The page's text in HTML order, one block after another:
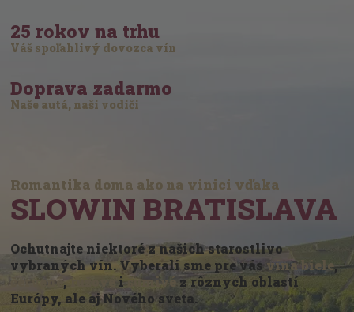
25 rokov na trhu
Váš spoľahlivý dovozca vín
Doprava zadarmo
Naše autá, naši vodiči
Romantika doma ako na vinici vďaka
SLOWIN BRATISLAVA
Ochutnajte niektoré z našich starostlivo
vybraných vín. Vyberali sme pre vásvína biele,
červené, išumivé z rôznych oblastí
Európy, ale aj Nového sveta.